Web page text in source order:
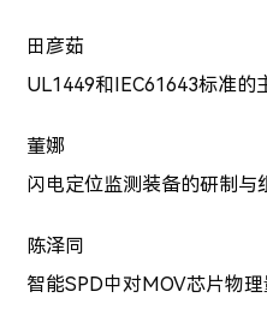
田彦茹
UL1449和IEC61643标准的
董娜
闪电定位监测装备的研制与
陈泽同
智能SPD中对MOV芯片物